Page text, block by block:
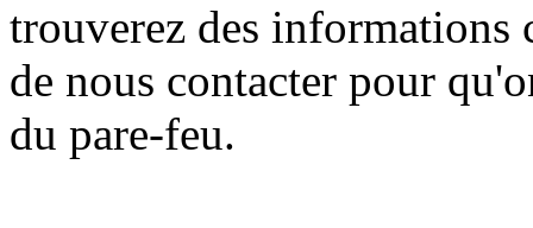
trouverez des informations
de nous contacter pour
du pare-feu.